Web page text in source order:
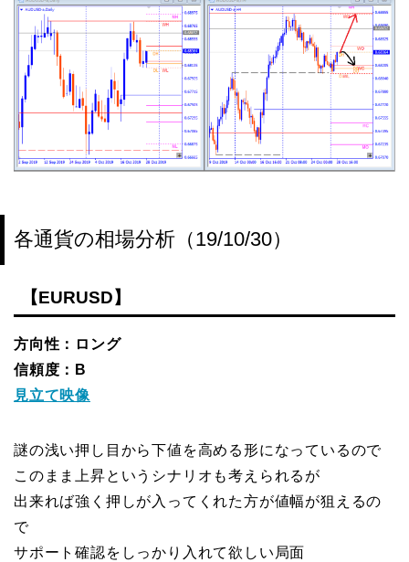
各通貨の相場分析（19/10/30）
【EURUSD】
方向性：ロング
信頼度：B
見立て映像
謎の浅い押し目から下値を高める形になっているので
このまま上昇というシナリオも考えられるが
出来れば強く押しが入ってくれた方が値幅が狙えるの
で
サポート確認をしっかり入れて欲しい局面